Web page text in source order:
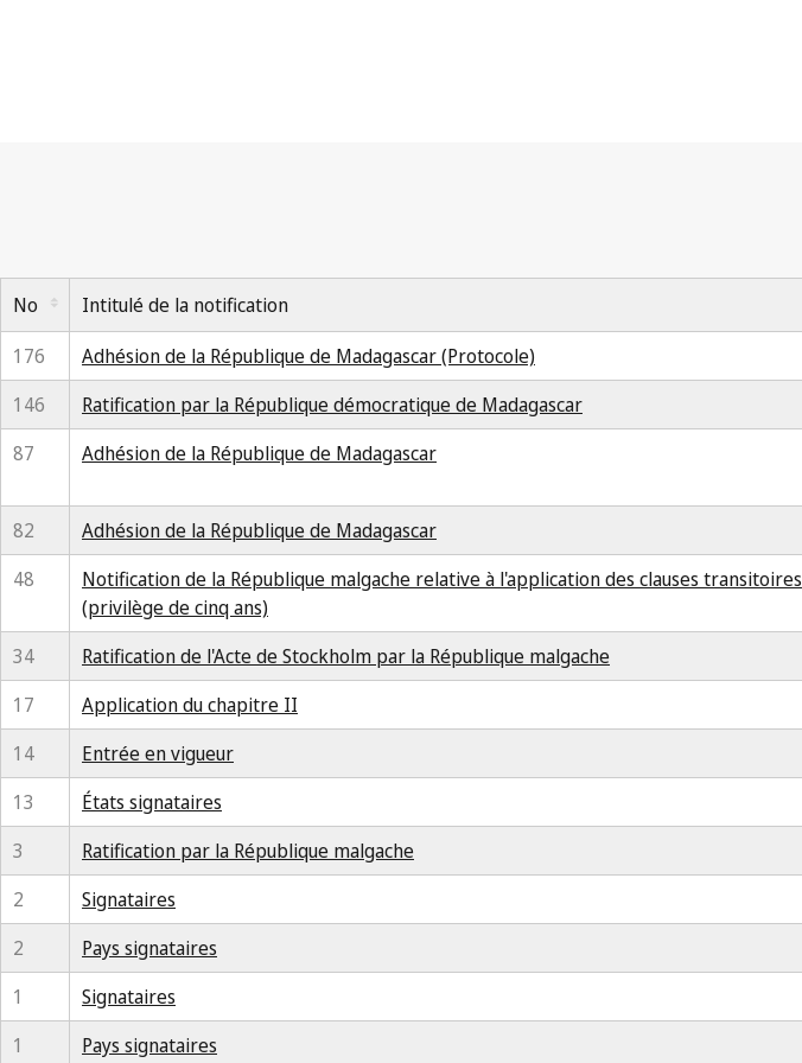
No Intitulé de la notification
176
Adhésion de la République de Madagascar (Protocole)
146
Ratification par la République démocratique de Madagascar
87
Adhésion de la République de Madagascar
82 Adhésion de la République de Madagascar
48
Notification de la République malgache relative à l'application des clauses transitoires
(privilège de cinq ans)
34 Ratification de l'Acte de Stockholm par la République malgache
17
Application du chapitre II
14
Entrée en vigueur
13
États signataires
3
Ratification par la République malgache
2
Signataires
2
Pays signataires
1
Signataires
1
Pays signataires